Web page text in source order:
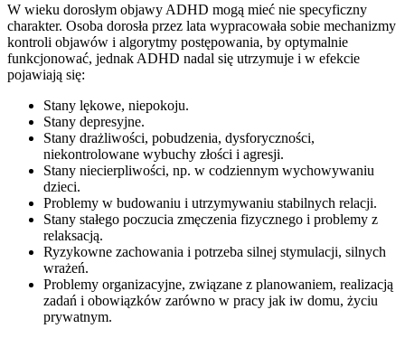
W wieku dorosłym objawy ADHD mogą mieć nie specyficzny
charakter. Osoba dorosła przez lata wypracowała sobie mechanizmy
kontroli objawów i algorytmy postępowania, by optymalnie
funkcjonować, jednak ADHD nadal się utrzymuje i w efekcie
pojawiają się:
Stany lękowe, niepokoju.
Stany depresyjne.
Stany drażliwości, pobudzenia, dysforyczności,
niekontrolowane wybuchy złości i agresji.
Stany niecierpliwości, np. w codziennym wychowywaniu
dzieci.
Problemy w budowaniu i utrzymywaniu stabilnych relacji.
Stany stałego poczucia zmęczenia fizycznego i problemy z
relaksacją.
Ryzykowne zachowania i potrzeba silnej stymulacji, silnych
wrażeń.
Problemy organizacyjne, związane z planowaniem, realizacją
zadań i obowiązków zarówno w pracy jak iw domu, życiu
prywatnym.